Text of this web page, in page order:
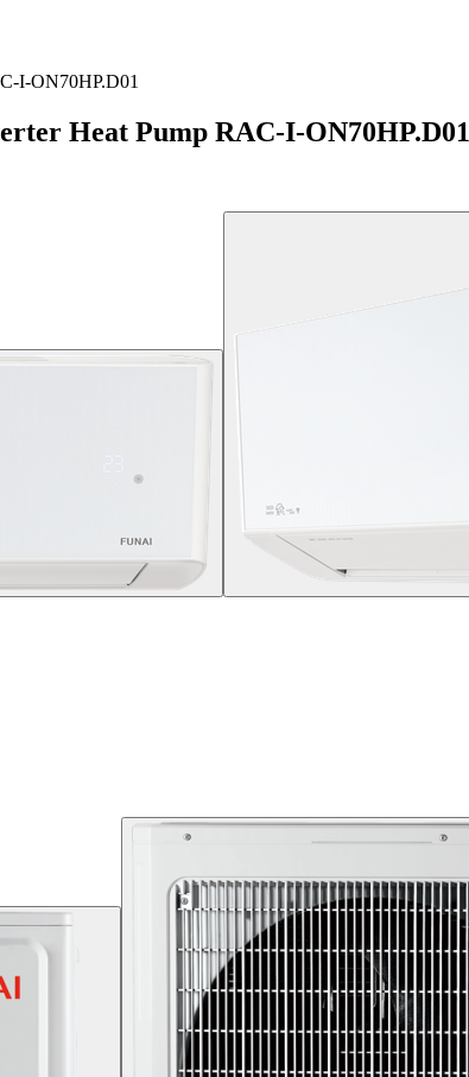
I-ON70HP.D01
Heat Pump RAC-I-ON70HP.D01